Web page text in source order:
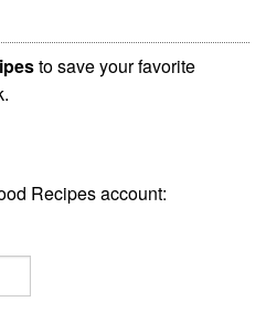
to save your favorite
Recipes account: